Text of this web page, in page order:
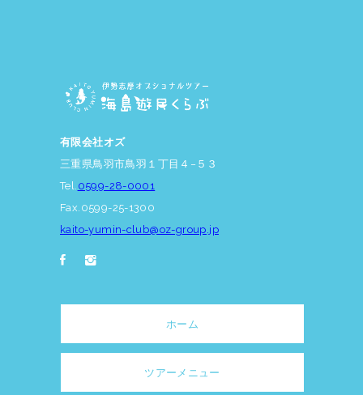
有限会社オズ
三重県鳥羽市鳥羽１丁目４−５３
Tel. 0599-28-0001
Fax.0599-25-1300
kaito-yumin-club@oz-group.jp
ホーム
ツアーメニュー